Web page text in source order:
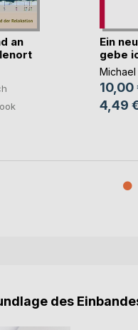
an
Ein
gebe
Michael
10,00
4,49
des